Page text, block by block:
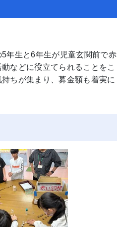
年生と6年生が児童玄関前で赤
などに役立てられることをこ
ちが集まり、募金額も着実に